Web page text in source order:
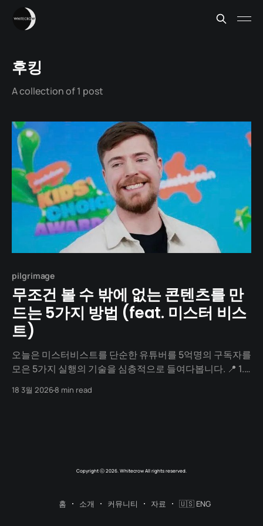
후킹
A collection of 1 post
pilgrimage
무조건 볼 수 밖에 없는 콘텐츠를 만
드는 5가지 방법 (feat. 미스터 비스
트)
오늘은 미스터비스트를 단순한 유튜버를 5억명의 구독자를
모은 5가지 실행의 기술을 심층적으로 들여다봅니다. 📍 1.
비스트의 가장 독보적인 점은 자본을 대하는 태도입니다.
18 3월 20268 min read
Copyright ⓒ 2026. Whitecrow All rights reserved.
홈 소개 커뮤니티 자료 🇺🇸 ENG